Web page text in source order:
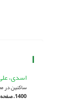
ا
اسدی،
ساکنین در
1400، صفحه 95-79]